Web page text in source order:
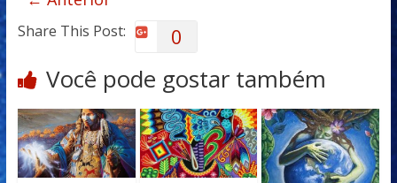
Share This Post: 0
Você pode gostar também